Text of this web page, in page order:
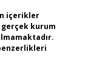
içerikler
kurum